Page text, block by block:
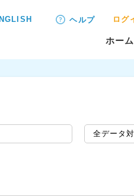
ヘルプ ログ
ホーム